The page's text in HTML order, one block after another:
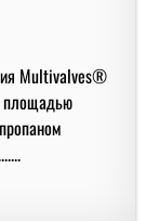
Multivalves®
площадью